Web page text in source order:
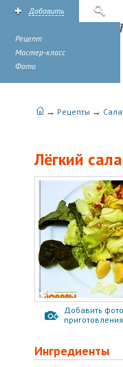
Добавить
Рецепт
Мастер-класс
Фото
→ Рецепты →
Лёгкий
Добавить
приготовления
Ингредиенты